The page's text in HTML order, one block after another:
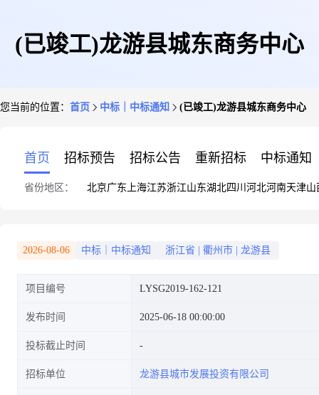
(已竣工)龙游县城东商务中心
您当前的位置： 首页 中标｜中标通知 (已竣工)龙游县城东商务中心
首页 招标预告 招标公告 重新招标 中标通知
省份地区： 北京广东 上海江苏浙江山东湖北四川 河北河南天津山
2026-08-06 中标｜中标通知 浙江省 衢州市 龙游县
项目编号 LYSG2019-162-121
发布时间 2025-06-18 00:00:00
投标截止时间
招标单位 龙游县城市发展投资有限公司